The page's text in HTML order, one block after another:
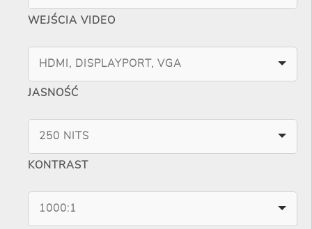
WEJŚCIA VIDEO
HDMI, DISPLAYPORT, VGA
JASNOŚĆ
250 NITS
KONTRAST
1000:1